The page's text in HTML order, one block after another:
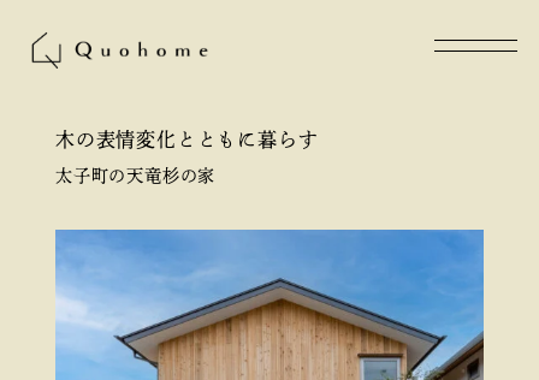
木の表情変化とともに暮らす
太子町の天竜杉の家